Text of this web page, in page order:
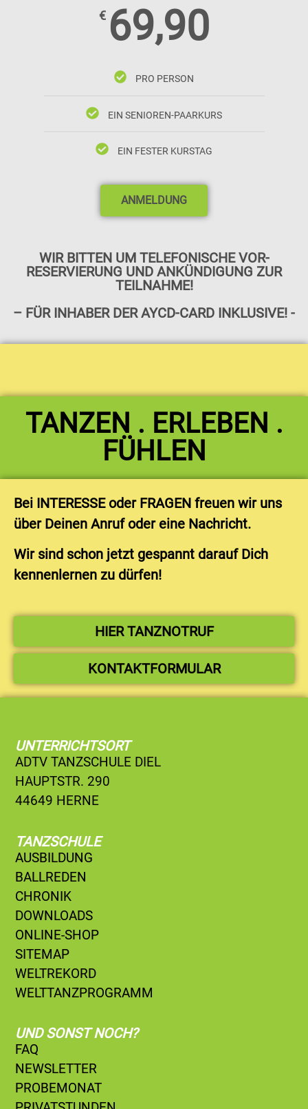
€ 69,90
PRO PERSON
EIN SENIOREN-PAARKURS
EIN FESTER KURSTAG
ANMELDUNG
WIR BITTEN UM TELEFONISCHE VOR-
RESERVIERUNG UND ANKÜNDIGUNG ZUR
TEILNAHME!
– FÜR INHABER DER AYCD-CARD INKLUSIVE! -​
TANZEN . ERLEBEN .
FÜHLEN
Bei INTERESSE oder FRAGEN freuen wir uns
über Deinen Anruf oder eine Nachricht.
Wir sind schon jetzt gespannt darauf Dich
kennenlernen zu dürfen!
HIER TANZNOTRUF
KONTAKTFORMULAR
UNTERRICHTSORT
ADTV TANZSCHULE DIEL
HAUPTSTR. 290
44649 HERNE
TANZSCHULE
AUSBILDUNG
BALLREDEN
CHRONIK
DOWNLOADS
ONLINE-SHOP
SITEMAP
WELTREKORD
WELTTANZPROGRAMM
UND SONST NOCH?
FAQ
NEWSLETTER
PROBEMONAT